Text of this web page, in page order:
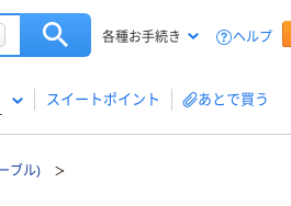
各種お手続き ヘルプ
スイートポイント あとで買う
ブル)